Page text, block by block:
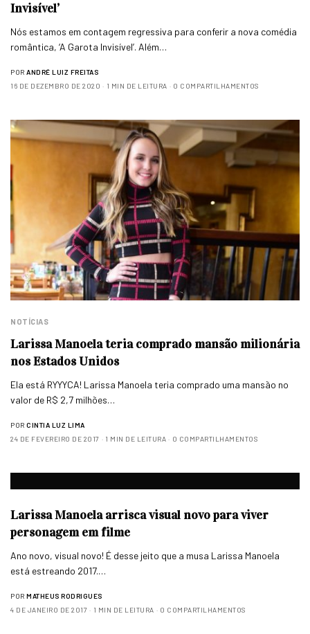
Invisível’
Nós estamos em contagem regressiva para conferir a nova comédia
romântica, ‘A Garota Invisível’. Além…
POR ANDRÉ LUIZ FREITAS
16 DE DEZEMBRO DE 2020
1 MIN DE LEITURA 0 COMPARTILHAMENTOS
NOTÍCIAS
Larissa Manoela teria comprado mansão milionária
nos Estados Unidos
Ela está RYYYCA! Larissa Manoela teria comprado uma mansão no
valor de R$ 2,7 milhões…
POR CINTIA LUZ LIMA
24 DE FEVEREIRO DE 2017
1 MIN DE LEITURA 0 COMPARTILHAMENTOS
Larissa Manoela arrisca visual novo para viver
personagem em filme
Ano novo, visual novo! É desse jeito que a musa Larissa Manoela
está estreando 2017.…
POR MATHEUS RODRIGUES
4 DE JANEIRO DE 2017
1 MIN DE LEITURA 0 COMPARTILHAMENTOS